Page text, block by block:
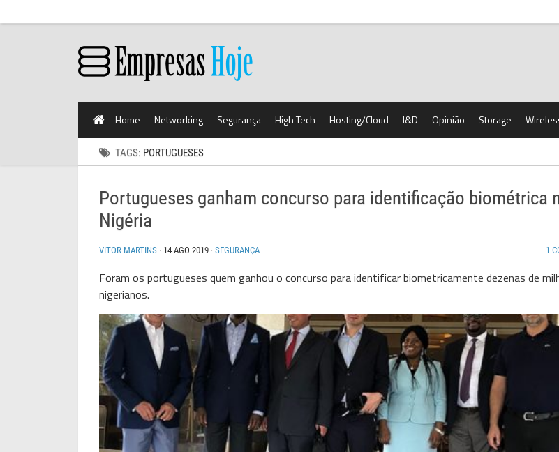
Home Networking Segurança High Tech Hosting/Cloud I&D Opinião Storage
TAGS: PORTUGUESES
Portugueses ganham concurso para identificação biométrica
Nigéria
VITOR MARTINS · 14 AGO 2019 · SEGURANÇA 1
Foram os portugueses quem ganhou o concurso para identificar biometricamente dezenas de
nigerianos.